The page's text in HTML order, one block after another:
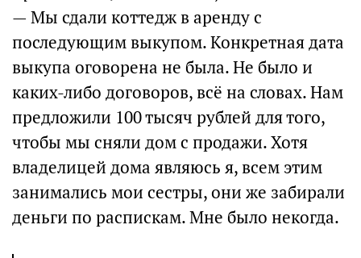
— Мы сдали коттедж в аренду с
последующим выкупом. Конкретная дата
выкупа оговорена не была. Не было и
каких-либо договоров, всё на словах. Нам
предложили 100 тысяч рублей для того,
чтобы мы сняли дом с продажи. Хотя
владелицей дома являюсь я, всем этим
занимались мои сестры, они же забирали
деньги по распискам. Мне было некогда.